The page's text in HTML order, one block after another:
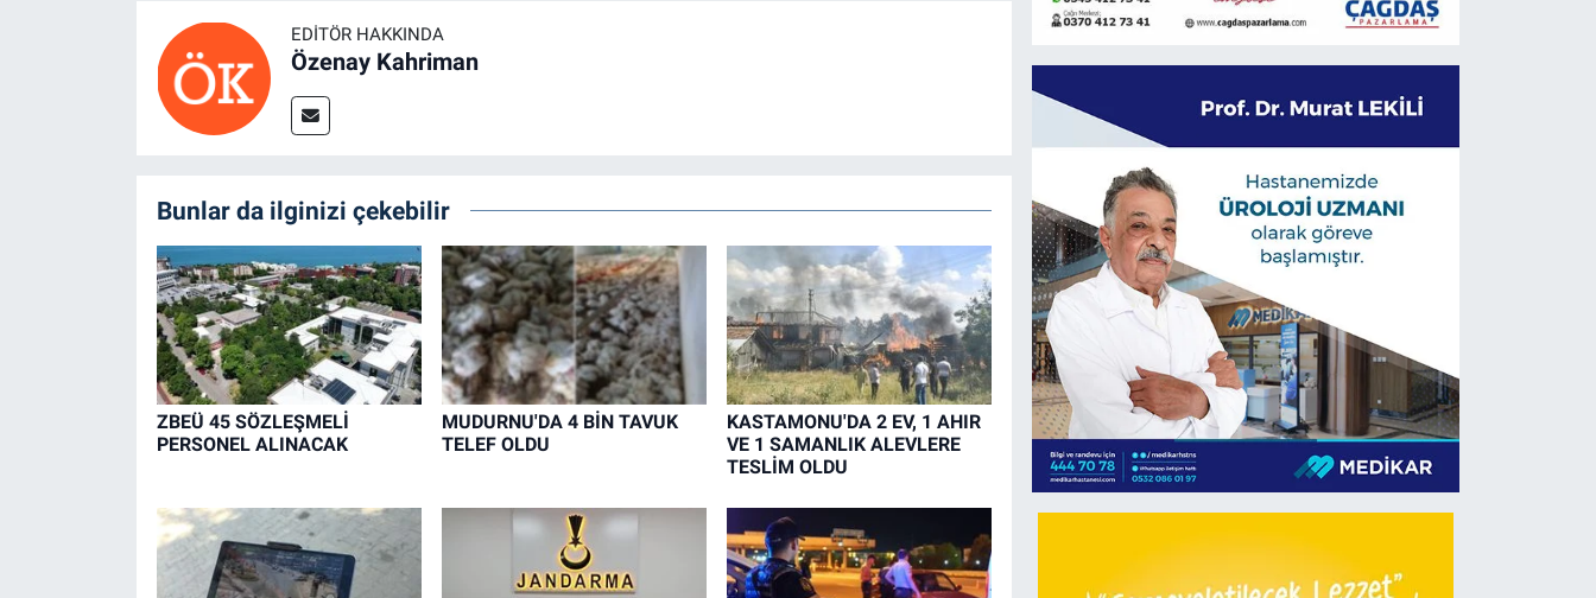
EDITÖR HAKKINDA
Özenay Kahriman
Bunlar da ilginizi çekebilir
ZBEÜ 45 SÖZLEŞMELİ
PERSONEL ALINACAK
MUDURNU'DA 4 BİN TAVUK
TELEF OLDU
KASTAMONU'DA 2 EV, 1 AHIR
VE 1 SAMANLIK ALEVLERE
TESLİM OLDU